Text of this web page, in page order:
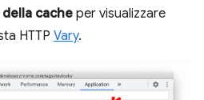
cache per visualizzare
HTTP Vary.